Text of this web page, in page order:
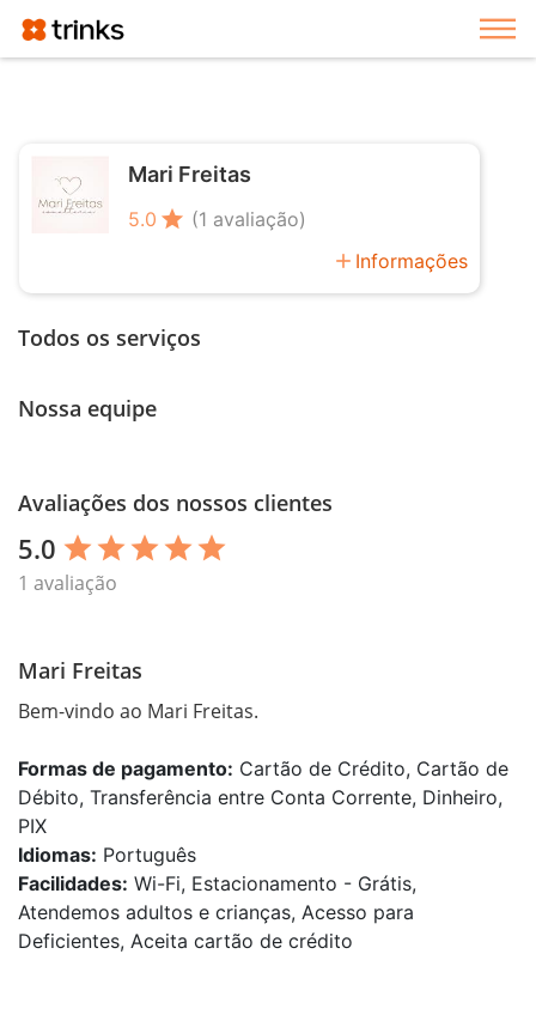
Mari Freitas
5.0 star (1 avaliação)
add Informações
Todos os serviços
Nossa equipe
Avaliações dos nossos clientes
5.0 star star star star star
1 avaliação
Mari Freitas
Bem-vindo ao Mari Freitas.
Formas de pagamento: Cartão de Crédito, Cartão de
Débito, Transferência entre Conta Corrente, Dinheiro,
PIX
Idiomas: Português
Facilidades: Wi-Fi, Estacionamento - Grátis,
Atendemos adultos e crianças, Acesso para
Deficientes, Aceita cartão de crédito